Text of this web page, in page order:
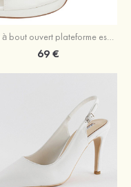
Satin à bout ouvert plateforme escarpins talon stiletto mariage chaussures
69 €